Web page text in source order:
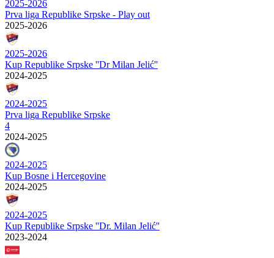
2025-2026
Prva liga Republike Srpske - Play out
2025-2026
2025-2026
Kup Republike Srpske ''Dr Milan Jelić''
2024-2025
2024-2025
Prva liga Republike Srpske
4
2024-2025
2024-2025
Kup Bosne i Hercegovine
2024-2025
2024-2025
Kup Republike Srpske ''Dr. Milan Jelić''
2023-2024